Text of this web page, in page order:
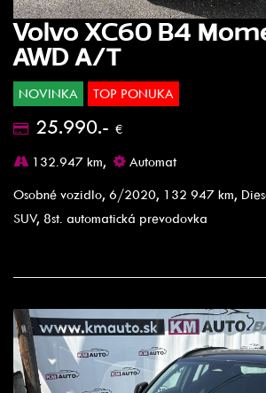
Volvo XC60 B4
AWD A/T
NOVINKA TOP PONUKA
25.990.- €
132.947 km,
Automat
Osobné vozidlo, 6/2020, 132 947 km,
SUV, 8st. automatická prevodovka